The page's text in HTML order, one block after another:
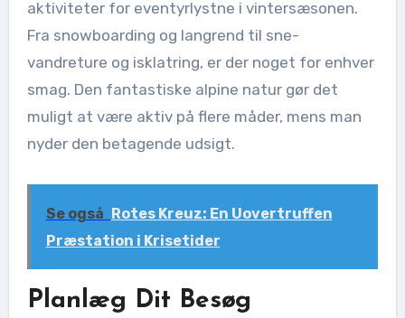
aktiviteter for eventyrlystne i vintersæsonen.
Fra snowboarding og langrend til sne-
vandreture og isklatring, er der noget for enhver
smag. Den fantastiske alpine natur gør det
muligt at være aktiv på flere måder, mens man
nyder den betagende udsigt.
Se også Rotes Kreuz: En Uovertruffen
Præstation i Krisetider
Planlæg Dit Besøg